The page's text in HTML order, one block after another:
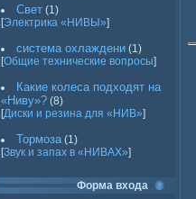
Свет (1)
[Электрика «НИВЫ»]
система охлаждени (1)
[Общие технические вопросы]
Какие колеса подходят на
«Ниву»? (8)
[Диски и резина для «НИВ»]
Тормоза (1)
[Звук и запах в «НИВАХ»]
Форма входа